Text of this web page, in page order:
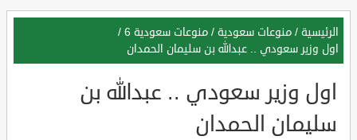
الرئيسية / منوعات سعودية / منوعات سعودية 6
/
اول وزير سعودي .. عبدالله بن سليمان الحمدان
اول وزير سعودي .. عبدالله بن
سليمان الحمدان